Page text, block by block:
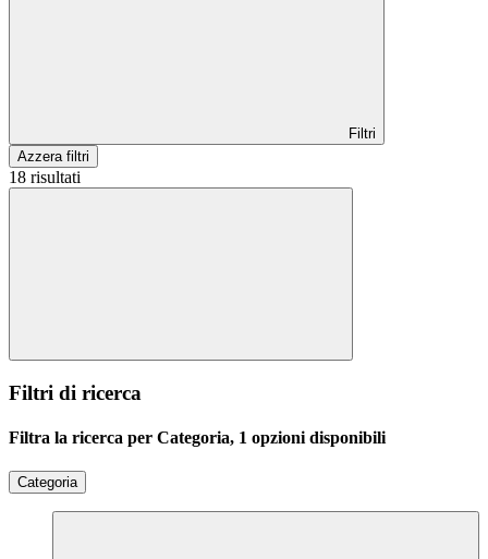
Filtri
Azzera filtri
18 risultati
Filtri di ricerca
Filtra la ricerca per Categoria, 1 opzioni disponibili
Categoria